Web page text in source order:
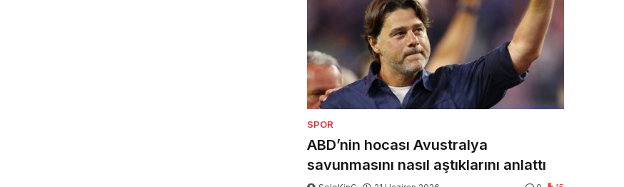
SPOR
ABD’nin hocası Avustralya
savunmasını nasıl aştıklarını anlattı